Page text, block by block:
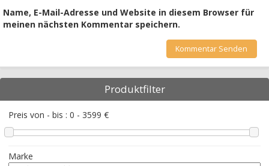
Name, E-Mail-Adresse und Website in diesem Browser für
meinen nächsten Kommentar speichern.
Produktfilter
Preis von - bis : 0 - 3599 €
Marke